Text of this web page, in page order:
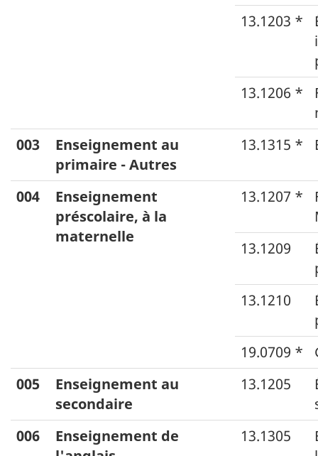
d'enseignement
(troisième
quatrième
13.1203 *
13.1206 *
003
Enseignement au
primaire - Autres
13.1315 *
004
Enseignement
préscolaire, à la
maternelle
13.1207 *
13.1209
13.1210
19.0709 *
005
Enseignement au
secondaire
13.1205
006
Enseignement de
13.1305